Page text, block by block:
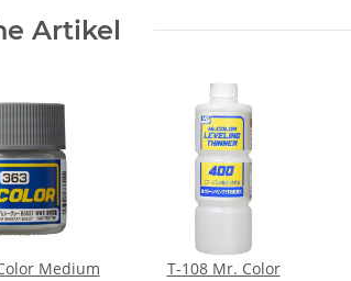
Artikel
Medium
T-108 Mr. Color